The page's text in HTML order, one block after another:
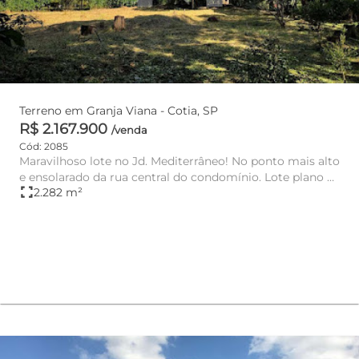
Terreno em Granja Viana - Cotia, SP
R$ 2.167.900 /venda
Cód: 2085
Maravilhoso lote no Jd. Mediterrâneo! No ponto mais alto
e ensolarado da rua central do condomínio. Lote plano e
livre d...
fullscreen2.282 m²